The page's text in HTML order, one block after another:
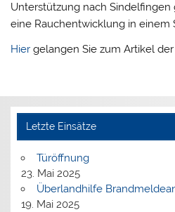
Unterstützung nach Sindelfingen
eine Rauchentwicklung in einem
Hier gelangen Sie zum Artikel
Letzte Einsätze
Türöffnung
23. Mai 2025
Überlandhilfe
19. Mai 2025